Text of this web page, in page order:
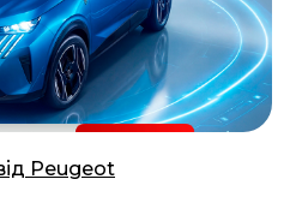
Peugeot